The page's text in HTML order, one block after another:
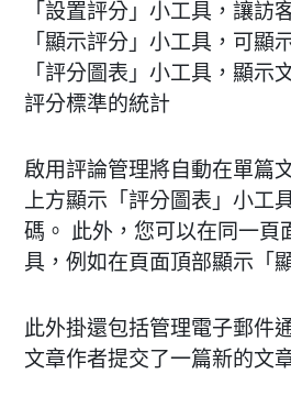
「設置評分」小工具，讓訪
「顯示評分」小工具，可顯
「評分圖表」小工具，顯示
評分標準的統計
啟用評論管理將自動在單篇
上方顯示「評分圖表」小工
碼。 此外，您可以在同一頁
具，例如在頁面頂部顯示「
此外掛還包括管理電子郵件
文章作者提交了一篇新的文